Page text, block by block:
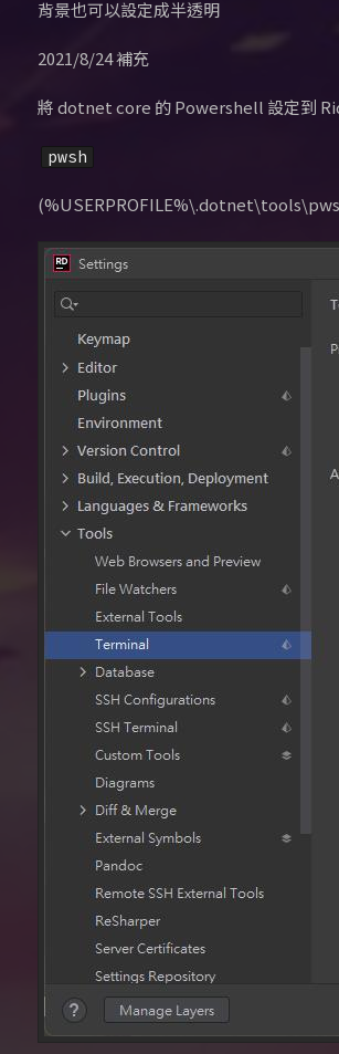
背景也可以設定成半透明
2021/8/24 補充
將 dotnet core 的 Powershell 設定到
pwsh